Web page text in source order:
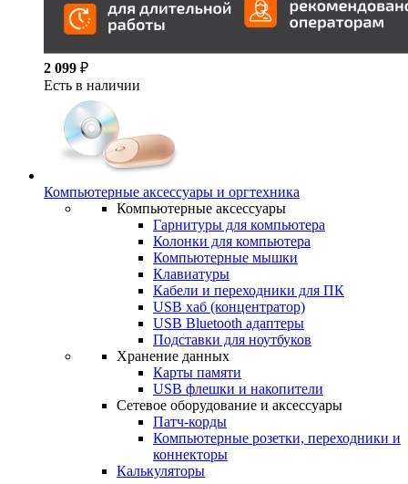
2 099 ₽
Есть в наличии
Компьютерные аксессуары и оргтехника
Компьютерные аксессуары
Гарнитуры для компьютера
Колонки для компьютера
Компьютерные мышки
Клавиатуры
Кабели и переходники для ПК
USB хаб (концентратор)
USB Bluetooth адаптеры
Подставки для ноутбуков
Хранение данных
Карты памяти
USB флешки и накопители
Сетевое оборудование и аксессуары
Патч-корды
Компьютерные розетки, переходники и
коннекторы
Калькуляторы